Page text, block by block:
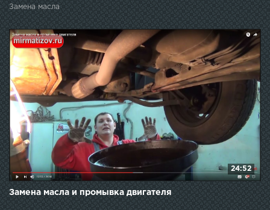
Замена масла
24:52
Замена масла и промывка двигателя